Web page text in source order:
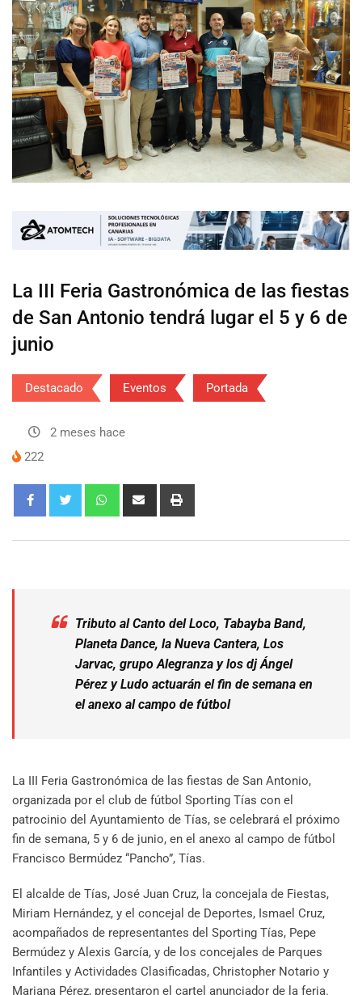
La III Feria Gastronómica de las fiestas
de San Antonio tendrá lugar el 5 y 6 de
junio
Destacado Eventos Portada
2 meses hace
222
Tributo al Canto del Loco, Tabayba Band,
Planeta Dance, la Nueva Cantera, Los
Jarvac, grupo Alegranza y los dj Ángel
Pérez y Ludo actuarán el fin de semana en
el anexo al campo de fútbol
La III Feria Gastronómica de las fiestas de San Antonio,
organizada por el club de fútbol Sporting Tías con el
patrocinio del Ayuntamiento de Tías, se celebrará el próximo
fin de semana, 5 y 6 de junio, en el anexo al campo de fútbol
Francisco Bermúdez “Pancho”, Tías.
El alcalde de Tías, José Juan Cruz, la concejala de Fiestas,
Miriam Hernández, y el concejal de Deportes, Ismael Cruz,
acompañados de representantes del Sporting Tías, Pepe
Bermúdez y Alexis García, y de los concejales de Parques
Infantiles y Actividades Clasificadas, Christopher Notario y
Mariana Pérez, presentaron el cartel anunciador de la feria.